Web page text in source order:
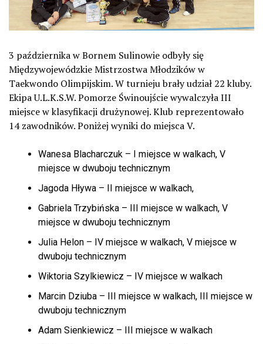
3 października w Bornem Sulinowie odbyły się
Międzywojewódzkie Mistrzostwa Młodzików w
Taekwondo Olimpijskim. W turnieju brały udział 22 kluby.
Ekipa U.L.K.S.W. Pomorze Świnoujście wywalczyła III
miejsce w klasyfikacji drużynowej. Klub reprezentowało
14 zawodników. Poniżej wyniki do miejsca V.
Wanesa Blacharczuk – I miejsce w walkach, V
miejsce w dwuboju technicznym
Jagoda Hływa – II miejsce w walkach,
Gabriela Trzybińska – III miejsce w walkach, V
miejsce w dwuboju technicznym
Julia Helon – IV miejsce w walkach, V miejsce w
dwuboju technicznym
Wiktoria Szylkiewicz – IV miejsce w walkach
Marcin Dziuba – III miejsce w walkach, III miejsce w
dwuboju technicznym
Adam Sienkiewicz – III miejsce w walkach